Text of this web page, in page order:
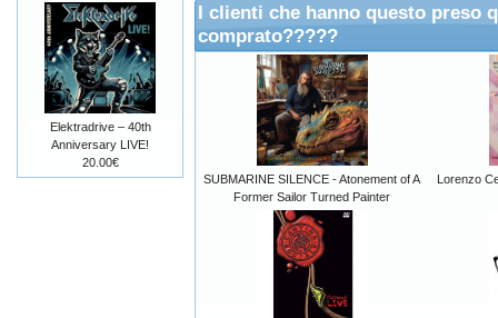
I clienti che hanno questo preso
comprato?????
SUBMARINE SILENCE - Atonement of A
Former Sailor Turned Painter
Lorenzo
Elektradrive – 40th
Anniversary LIVE!
20.00€